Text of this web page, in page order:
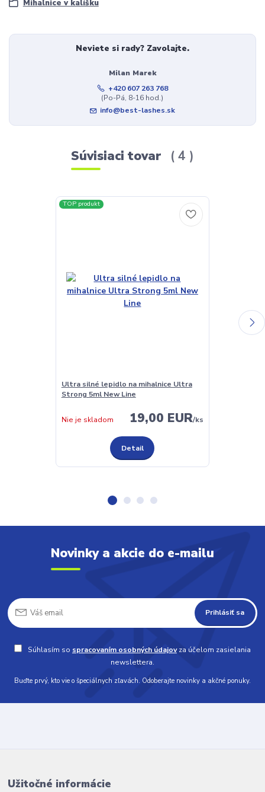
Mihalnice v kalíšku
Neviete si rady? Zavolajte.
Milan Marek
+420 607 263 768
(Po-Pá, 8-16 hod.)
info@best-lashes.sk
Súvisiaci tovar 4
TOP produkt
Ultra silné lepidlo na mihalnice Ultra
Strong 5ml New Line
19,00 EUR/ks
Nie je skladom
Detail
Novinky a akcie do e-mailu
Prihlásiť sa
Súhlasím so spracovaním osobných údajovza účelom zasielania
newslettera.
Buďte prvý, kto vie o špeciálnych zľavách. Odoberajte novinky a akčné ponuky.
Užitočné informácie